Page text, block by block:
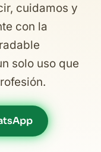
cuidamos y
con la
solo uso que